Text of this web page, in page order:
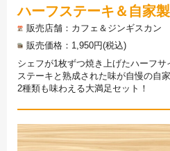
ハーフステーキ＆自家
販売店舗
カフェ＆ジンギスカン
販売価格
1,950円(税込)
シェフが1枚ずつ焼き上げたハーフサ
ステーキと熟成された味が自慢の自
2種類も味わえる大満足セット！